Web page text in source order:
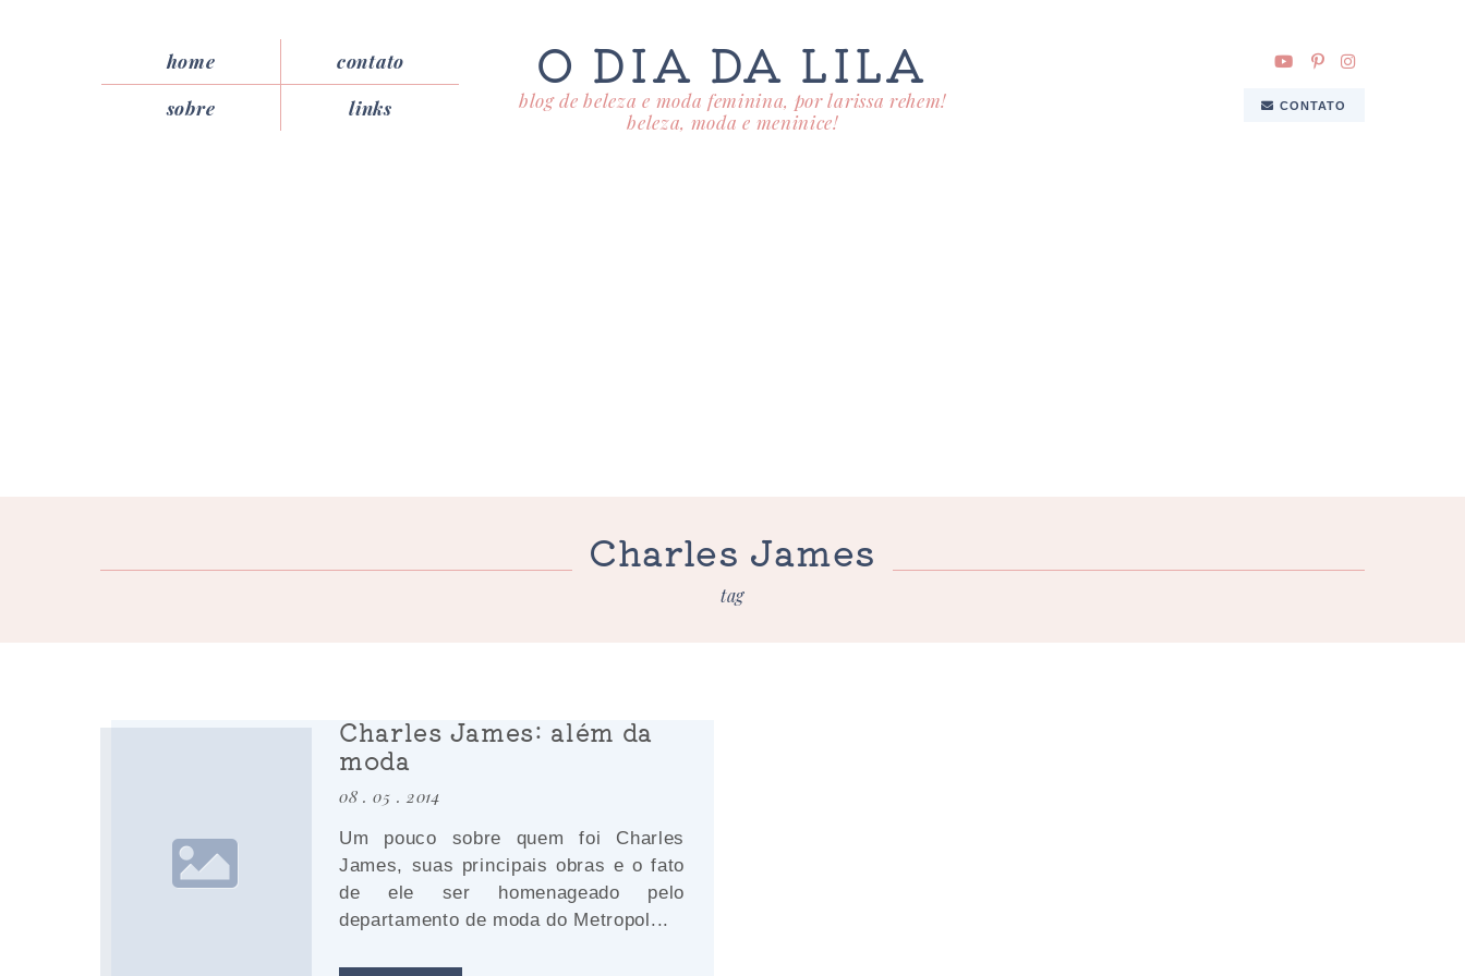
home
contato
sobre
links
O DIA DA LILA
blog de beleza e moda feminina, por larissa rehem!
beleza, moda e meninice!
CONTATO
Charles James
tag
Charles James: além da
moda
08 . 05 . 2014
Um pouco sobre quem foi Charles
James, suas principais obras e o fato
de ele ser homenageado pelo
departamento de moda do Metropol...